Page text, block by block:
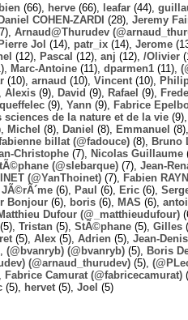
(66), herve (66), leafar (44),
Daniel COHEN-ZARDI (28), Jeremy
Arnaud@Thurudev
Pierre Jol (14), patr_ix (14), Jerome
(12), Pascal (12), anj (12), /Olivier
Marc-Antoine (11), dparmen1 (11),
(10), arnaud (10), Vincent (10),
Alexis (9), David (9), Rafael (9),
(9), Yann (9), Fabrice
sciences de la nature et de la vie (9),
Michel (8), Daniel (8), Emmanuel (8),
billat (@fadouce) (8), Bruno
Christophe (7), Nicolas Guillaume
(@slebarque) (7), Jean-
(@YanThoinet) (7), Fabien
JÃ©rÃ´me (6), Paul (6), Eric (6),
Bonjour (6), boris (6), MAS (6),
Dufour (@_matthieudufour)
(5), Tristan (5), StÃ©phane (5), Gilles
(5), Alex (5), Adrien (5), Jean-Denis
(@bvanryb) (@bvanryb) (5), Boris
(@arnaud_thurudev) (5),
Fabrice Camurat (@fabricecamurat)
(5), hervet (5), Joel (5)